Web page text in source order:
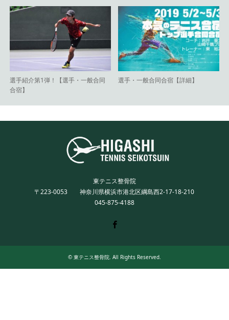
選手紹介第1弾！【選手・一般合同
合宿】
選手・一般合同合宿【詳細】
東テニス整骨院
〒223-0053 神奈川県横浜市港北区綱島西2-17-18-210
045-875-4188
© 東テニス整骨院 . All Rights Reserved.